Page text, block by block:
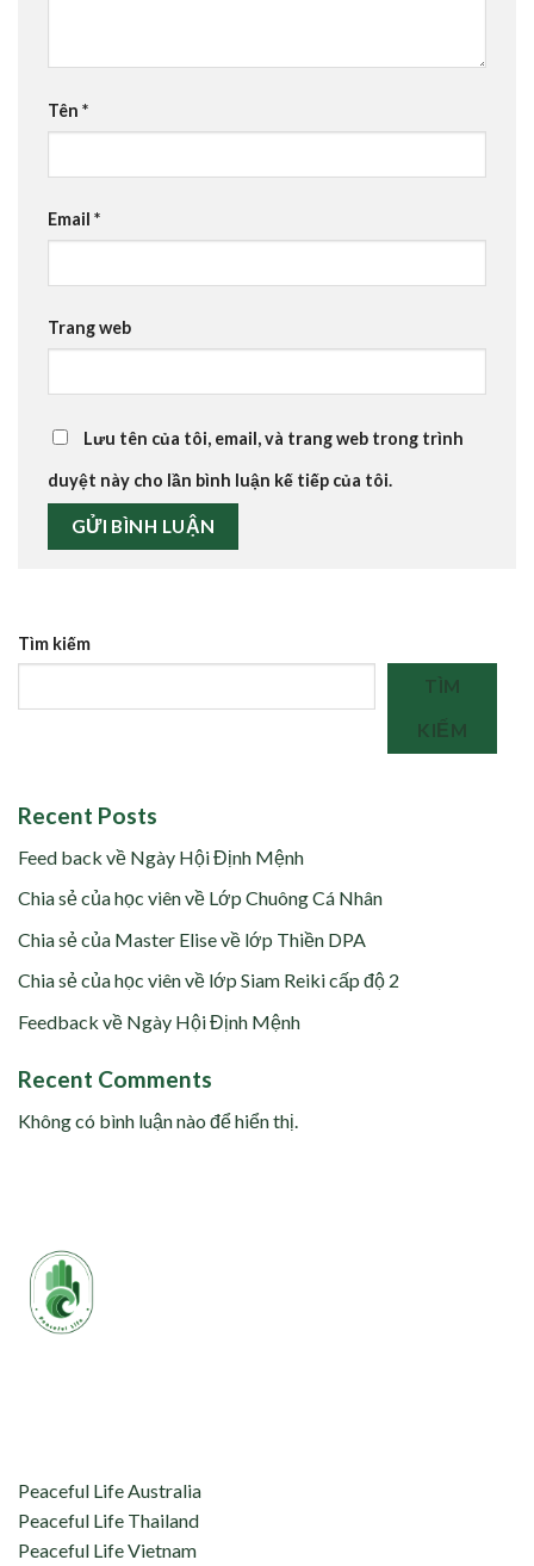
Tên *
Email *
Trang web
Lưu tên của tôi, email, và trang web trong trình
duyệt này cho lần bình luận kế tiếp của tôi.
Tìm kiếm
TÌM
KIẾM
Recent Posts
Feed back về Ngày Hội Định Mệnh
Chia sẻ của học viên về Lớp Chuông Cá Nhân
Chia sẻ của Master Elise về lớp Thiền DPA
Chia sẻ của học viên về lớp Siam Reiki cấp độ 2
Feedback về Ngày Hội Định Mệnh
Recent Comments
Không có bình luận nào để hiển thị.
Peaceful Life Australia
Peaceful Life Thailand
Peaceful Life Vietnam